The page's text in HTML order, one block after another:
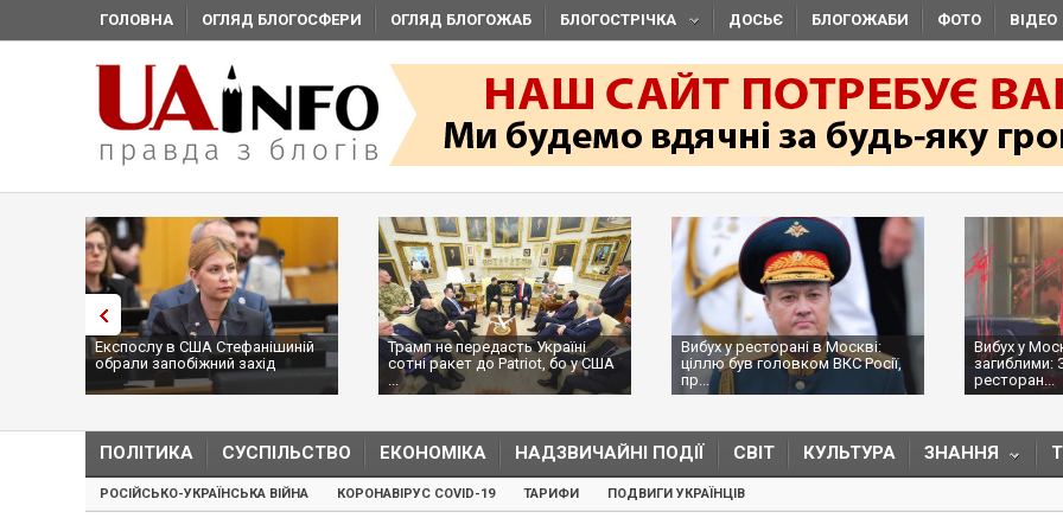
ГОЛОВНА ОГЛЯД БЛОГОСФЕРИ ОГЛЯД БЛОГОЖАБ БЛОГОСТРІЧКА ДОСЬЄ БЛОГОЖАБИ ФОТО ВІДЕО
Експослу в США Стефанішиній
обрали запобіжний захід
Трамп не передасть Україні
сотні ракет до Patriot, бо у США
...
Вибух у ресторані в Москві:
ціллю був головком ВКС Росії,
пр...
Вибух у
загиблими:
ресторан...
ПОЛІТИКА СУСПІЛЬСТВО ЕКОНОМІКА НАДЗВИЧАЙНІ ПОДІЇ СВІТ КУЛЬТУРА ЗНАННЯ
РОСІЙСЬКО-УКРАЇНСЬКА ВІЙНА КОРОНАВІРУС COVID-19 ТАРИФИ ПОДВИГИ УКРАЇНЦІВ